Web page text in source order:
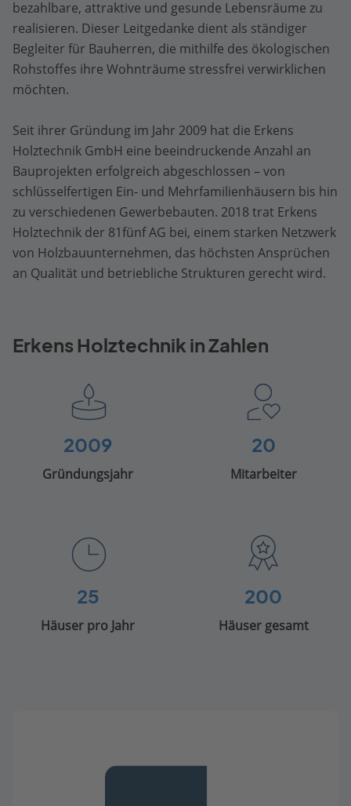
bezahlbare, attraktive und gesunde Lebensräume zu
realisieren. Dieser Leitgedanke dient als ständiger
Begleiter für Bauherren, die mithilfe des ökologischen
Rohstoffes ihre Wohnträume stressfrei verwirklichen
möchten.
Seit ihrer Gründung im Jahr 2009 hat die Erkens
Holztechnik GmbH eine beeindruckende Anzahl an
Bauprojekten erfolgreich abgeschlossen – von
schlüsselfertigen Ein- und Mehrfamilienhäusern bis hin
zu verschiedenen Gewerbebauten. 2018 trat Erkens
Holztechnik der 81fünf AG bei, einem starken Netzwerk
von Holzbauunternehmen, das höchsten Ansprüchen
an Qualität und betriebliche Strukturen gerecht wird.
Erkens Holztechnik in Zahlen
2009
Gründungsjahr
20
Mitarbeiter
25
Häuser pro Jahr
200
Häuser gesamt